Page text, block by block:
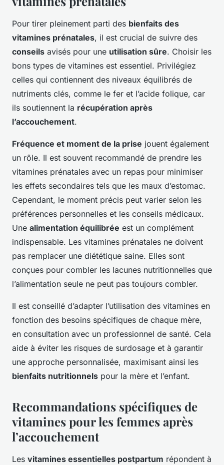
Pour tirer pleinement parti des bienfaits des
vitamines prénatales, il est crucial de suivre des
conseils avisés pour une utilisation sûre. Choisir les
bons types de vitamines est essentiel. Privilégiez
celles qui contiennent des niveaux équilibrés de
nutriments clés, comme le fer et l’acide folique, car
ils soutiennent la récupération après
l’accouchement.
Fréquence et moment de la prise jouent également
un rôle. Il est souvent recommandé de prendre les
vitamines prénatales avec un repas pour minimiser
les effets secondaires tels que les maux d’estomac.
Cependant, le moment précis peut varier selon les
préférences personnelles et les conseils médicaux.
Une alimentation équilibrée est un complément
indispensable. Les vitamines prénatales ne doivent
pas remplacer une diététique saine. Elles sont
conçues pour combler les lacunes nutritionnelles que
l’alimentation seule ne peut pas toujours combler.
Il est conseillé d’adapter l’utilisation des vitamines en
fonction des besoins spécifiques de chaque mère,
en consultation avec un professionnel de santé. Cela
aide à éviter les risques de surdosage et à garantir
une approche personnalisée, maximisant ainsi les
bienfaits nutritionnels pour la mère et l’enfant.
Recommandations spécifiques de
vitamines pour les femmes après
l’accouchement
Les vitamines essentielles postpartum répondent à